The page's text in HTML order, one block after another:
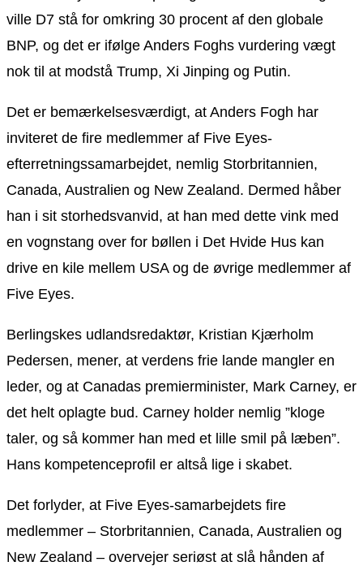
ville D7 stå for omkring 30 procent af den globale
BNP, og det er ifølge Anders Foghs vurdering vægt
nok til at modstå Trump, Xi Jinping og Putin.
Det er bemærkelsesværdigt, at Anders Fogh har
inviteret de fire medlemmer af Five Eyes-
efterretningssamarbejdet, nemlig Storbritannien,
Canada, Australien og New Zealand. Dermed håber
han i sit storhedsvanvid, at han med dette vink med
en vognstang over for bøllen i Det Hvide Hus kan
drive en kile mellem USA og de øvrige medlemmer af
Five Eyes.
Berlingskes udlandsredaktør, Kristian Kjærholm
Pedersen, mener, at verdens frie lande mangler en
leder, og at Canadas premierminister, Mark Carney, er
det helt oplagte bud. Carney holder nemlig ”kloge
taler, og så kommer han med et lille smil på læben”.
Hans kompetenceprofil er altså lige i skabet.
Det forlyder, at Five Eyes-samarbejdets fire
medlemmer – Storbritannien, Canada, Australien og
New Zealand – overvejer seriøst at slå hånden af